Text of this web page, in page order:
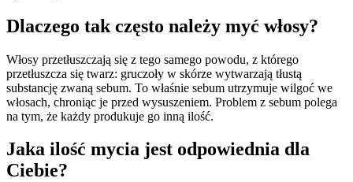
Dlaczego tak często należy myć włosy?
Włosy przetłuszczają się z tego samego powodu, z którego
przetłuszcza się twarz: gruczoły w skórze wytwarzają tłustą
substancję zwaną sebum. To właśnie sebum utrzymuje wilgoć we
włosach, chroniąc je przed wysuszeniem. Problem z sebum polega
na tym, że każdy produkuje go inną ilość.
Jaka ilość mycia jest odpowiednia dla
Ciebie?